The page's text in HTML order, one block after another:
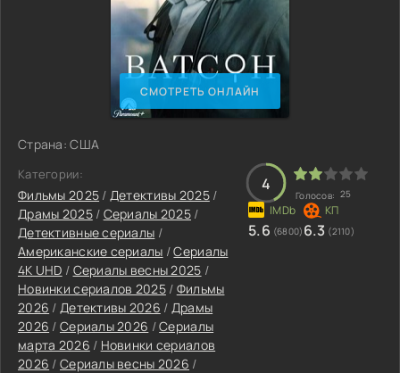
СМОТРЕТЬ ОНЛАЙН
Страна: США
Категории:
Фильмы 2025 / Детективы 2025/
Драмы 2025/ Сериалы 2025 /
Детективные сериалы /
Американские сериалы /Сериалы
4K UHD / Сериалы весны 2025 /
Новинки сериалов 2025/ Фильмы
2026 / Детективы 2026 / Драмы
2026 / Сериалы 2026 /Сериалы
марта 2026 / Новинки сериалов
2026 / Сериалы весны 2026 /
4
Голосов: 25
5.6 (6800) 6.3 (2110)